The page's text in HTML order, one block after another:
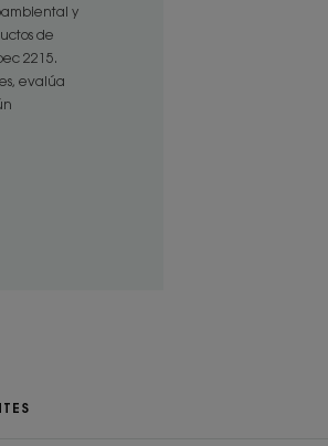
el cambio de
alivio desde las
aumenta la
ayuda a
frente a las
y
de
2215.
evalúa